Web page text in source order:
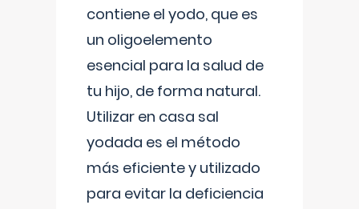
contiene el yodo, que es
un oligoelemento
esencial para la salud de
tu hijo, de forma natural.
Utilizar en casa sal
yodada es el método
más eficiente y utilizado
para evitar la deficiencia